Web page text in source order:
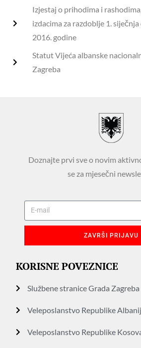
Izjestaj o prihodima i
izdacima za razdoblje 1.
2016. godine
Statut Vijeća albanske
Zagreba
Doznajte prvi sve o novim
se za mjesečni
ZAVRŠI PRIJAVU
KORISNE POVEZNICE
Službene stranice Grada Zagreba
Veleposlanstvo Republike
Veleposlanstvo Republike